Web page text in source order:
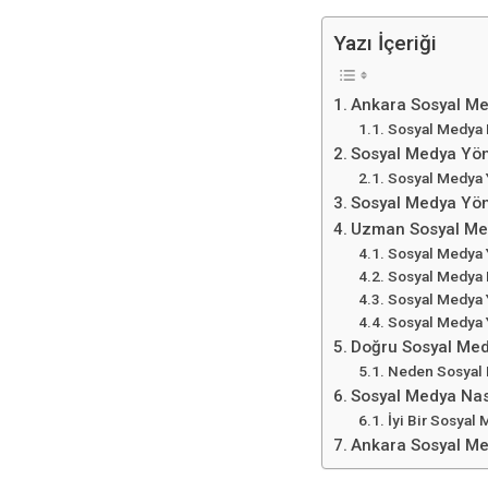
Yazı İçeriği
Ankara Sosyal
Sosyal Medya
Sosyal Medya
Sosyal
Sosyal Medya
Uzman Sosyal
Sosyal Medya
Sosyal Medya
Sosyal Medya
Sosyal Medya
Doğru Sosyal
Neden Sosyal
Sosyal Medya
İyi Bir Sosyal
Ankara Sosyal